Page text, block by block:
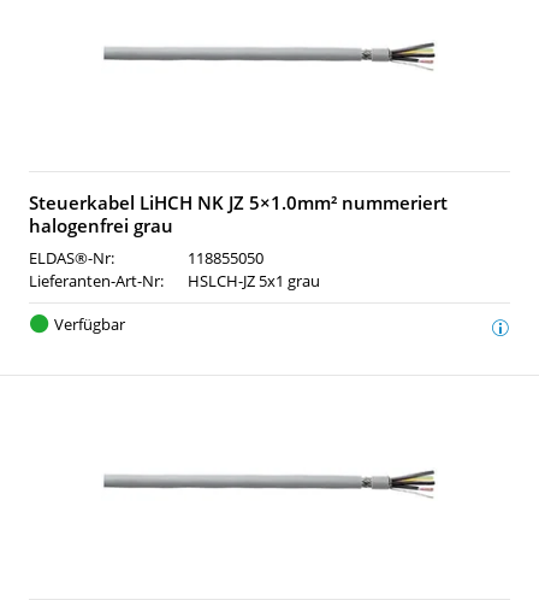
Steuerkabel LiHCH NK JZ 5×1.0mm² nummeriert
halogenfrei grau
ELDAS®-Nr:
118855050
Lieferanten-Art-Nr:
HSLCH-JZ 5x1 grau
Verfügbar